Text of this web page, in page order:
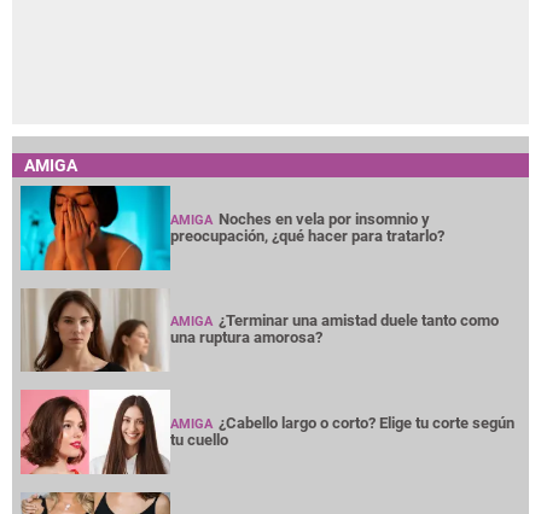
AMIGA
AMIGA Noches en vela por insomnio y
preocupación, ¿qué hacer para tratarlo?
AMIGA ¿Terminar una amistad duele tanto como
una ruptura amorosa?
AMIGA ¿Cabello largo o corto? Elige tu corte según
tu cuello